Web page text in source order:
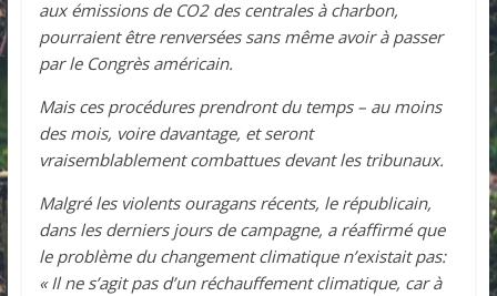
aux émissions de CO2 des centrales à charbon,
pourraient être renversées sans même avoir à passer
par le Congrès américain.
Mais ces procédures prendront du temps – au moins
des mois, voire davantage, et seront
vraisemblablement combattues devant les tribunaux.
Malgré les violents ouragans récents, le républicain,
dans les derniers jours de campagne, a réaffirmé que
le problème du changement climatique n’existait pas:
« Il ne s’agit pas d’un réchauffement climatique, car à